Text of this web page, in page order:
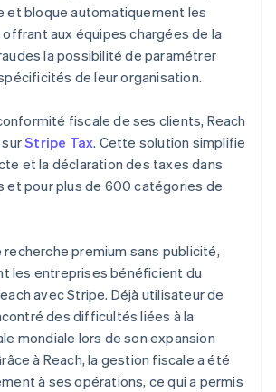
et bloque automatiquement les
aux équipes chargées de la
la possibilité de paramétrer
de leur organisation.
fiscale de ses clients, Reach
surStripe Tax. Cette solution simplifie
et la déclaration des taxes dans
et pour plus de 600 catégories de
recherche premium sans publicité,
les entreprises bénéficient du
avec Stripe. Déjà utilisateur de
des difficultés liées à la
mondiale lors de son expansion
à Reach, la gestion fiscale a été
à ses opérations, ce qui a permis